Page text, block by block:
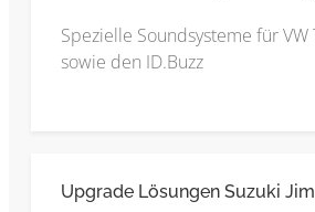
Spezielle Soundsysteme für VW
sowie den ID.Buzz
Upgrade Lösungen Suzuki